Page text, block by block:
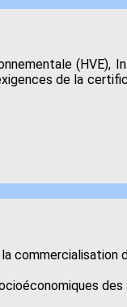
(HVE),
de la
commercialisation